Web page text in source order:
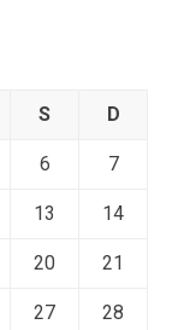
S D
6 7
13 14
20 21
27 28